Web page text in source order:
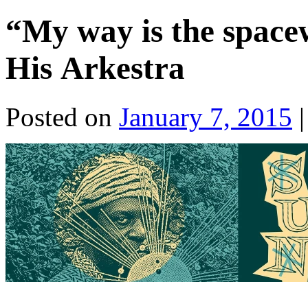
“My way is the
His Arkestra
Posted on January 7, 2015 |